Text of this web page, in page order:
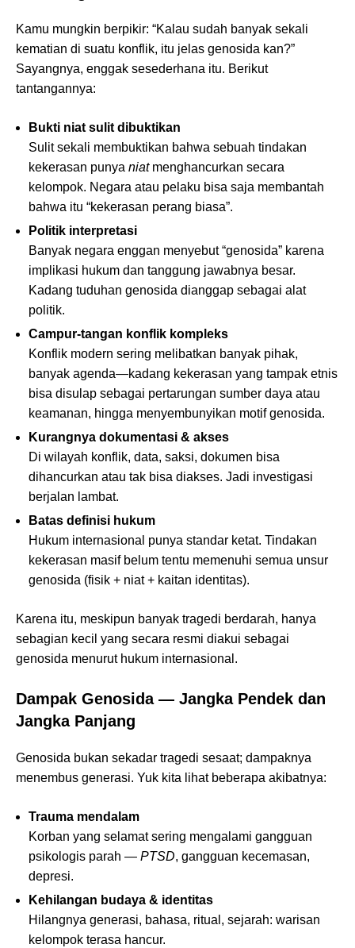
Kamu mungkin berpikir: “Kalau sudah banyak sekali
kematian di suatu konflik, itu jelas genosida kan?”
Sayangnya, enggak sesederhana itu. Berikut
tantangannya:
Bukti niat sulit dibuktikan
Sulit sekali membuktikan bahwa sebuah tindakan
kekerasan punya niatmenghancurkan secara
kelompok. Negara atau pelaku bisa saja membantah
bahwa itu “kekerasan perang biasa”.
Politik interpretasi
Banyak negara enggan menyebut “genosida” karena
implikasi hukum dan tanggung jawabnya besar.
Kadang tuduhan genosida dianggap sebagai alat
politik.
Campur-tangan konflik kompleks
Konflik modern sering melibatkan banyak pihak,
banyak agenda—kadang kekerasan yang tampak etnis
bisa disulap sebagai pertarungan sumber daya atau
keamanan, hingga menyembunyikan motif genosida.
Kurangnya dokumentasi & akses
Di wilayah konflik, data, saksi, dokumen bisa
dihancurkan atau tak bisa diakses. Jadi investigasi
berjalan lambat.
Batas definisi hukum
Hukum internasional punya standar ketat. Tindakan
kekerasan masif belum tentu memenuhi semua unsur
genosida (fisik + niat + kaitan identitas).
Karena itu, meskipun banyak tragedi berdarah, hanya
sebagian kecil yang secara resmi diakui sebagai
genosida menurut hukum internasional.
Dampak Genosida — Jangka Pendek dan
Jangka Panjang
Genosida bukan sekadar tragedi sesaat; dampaknya
menembus generasi. Yuk kita lihat beberapa akibatnya:
Trauma mendalam
Korban yang selamat sering mengalami gangguan
psikologis parah — PTSD, gangguan kecemasan,
depresi.
Kehilangan budaya & identitas
Hilangnya generasi, bahasa, ritual, sejarah: warisan
kelompok terasa hancur.